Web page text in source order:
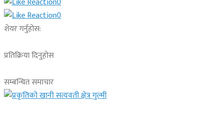
0
शेयर गर्नुहोस:
प्रतिक्रिया दिनुहोस
सम्बन्धित समाचार